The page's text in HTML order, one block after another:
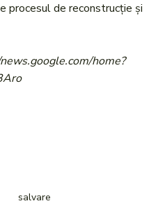
procesul de reconstrucție și
home?
salvare